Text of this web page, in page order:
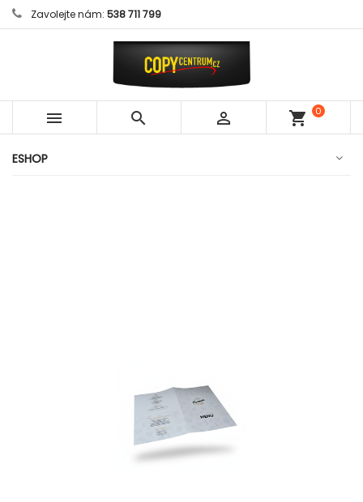
Zavolejte nám: 538 711 799
   shopping_cart
0
ESHOP